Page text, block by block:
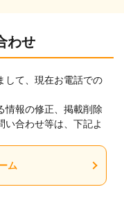
わせ
して、現在お電話での
情報の修正、掲載削除
い合わせ等は、下記よ
ム